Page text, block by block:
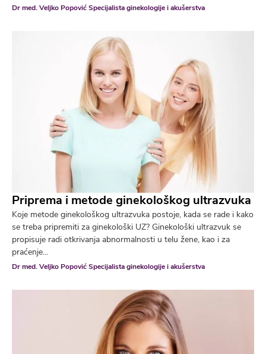
Dr med. Veljko Popović Specijalista ginekologije i akušerstva
Priprema i metode ginekološkog ultrazvuka
Koje metode ginekološkog ultrazvuka postoje, kada se rade i kako
se treba pripremiti za ginekološki UZ? Ginekološki ultrazvuk se
propisuje radi otkrivanja abnormalnosti u telu žene, kao i za
praćenje...
Dr med. Veljko Popović Specijalista ginekologije i akušerstva